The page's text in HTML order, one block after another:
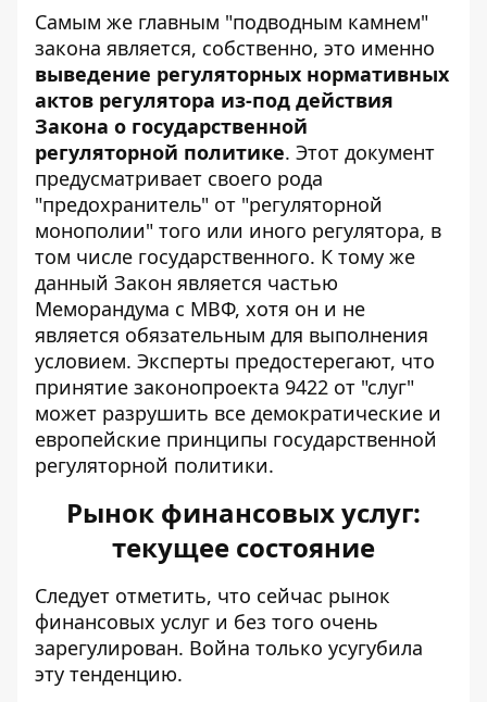
Самым же главным "подводным камнем"
закона является, собственно, это именно
выведение регуляторных нормативных
актов регулятора из-под действия
Закона о государственной
регуляторной политике. Этот документ
предусматривает своего рода
"предохранитель" от "регуляторной
монополии" того или иного регулятора, в
том числе государственного. К тому же
данный Закон является частью
Меморандума с МВФ, хотя он и не
является обязательным для выполнения
условием. Эксперты предостерегают, что
принятие законопроекта 9422 от "слуг"
может разрушить все демократические и
европейские принципы государственной
регуляторной политики.
Рынок финансовых услуг:
текущее состояние
Следует отметить, что сейчас рынок
финансовых услуг и без того очень
зарегулирован. Война только усугубила
эту тенденцию.